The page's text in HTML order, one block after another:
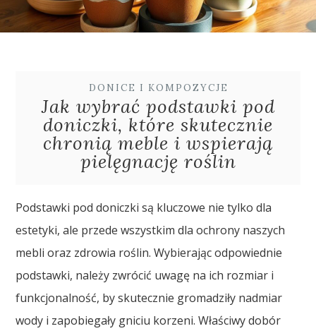
DONICE I KOMPOZYCJE
Jak wybrać podstawki pod
doniczki, które skutecznie
chronią meble i wspierają
pielęgnację roślin
Podstawki pod doniczki są kluczowe nie tylko dla
estetyki, ale przede wszystkim dla ochrony naszych
mebli oraz zdrowia roślin. Wybierając odpowiednie
podstawki, należy zwrócić uwagę na ich rozmiar i
funkcjonalność, by skutecznie gromadziły nadmiar
wody i zapobiegały gniciu korzeni. Właściwy dobór